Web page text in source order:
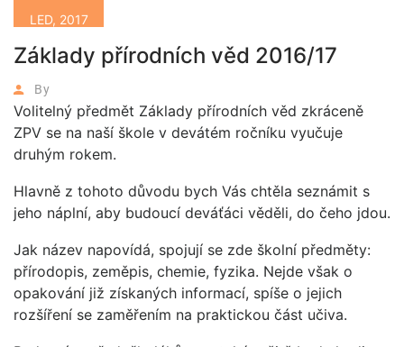
Základy přírodních věd 2016/17
By
LED, 2017
Volitelný předmět Základy přírodních věd zkráceně
ZPV se na naší škole v devátém ročníku vyučuje
druhým rokem.
Hlavně z tohoto důvodu bych Vás chtěla seznámit s
jeho náplní, aby budoucí deváťáci věděli, do čeho jdou.
Jak název napovídá, spojují se zde školní předměty:
přírodopis, zeměpis, chemie, fyzika. Nejde však o
opakování již získaných informací, spíše o jejich
rozšíření se zaměřením na praktickou část učiva.